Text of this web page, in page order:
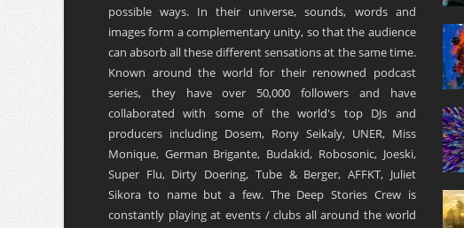
possible ways. In their universe, sounds, words and
images form a complementary unity, so that the audience
can absorb all these different sensations at the same time.
Known around the world for their renowned podcast
series, they have over 50,000 followers and have
collaborated with some of the world's top DJs and
producers including Dosem, Rony Seikaly, UNER, Miss
Monique, German Brigante, Budakid, Robosonic, Joeski,
Super Flu, Dirty Doering, Tube & Berger, AFFKT, Juliet
Sikora to name but a few. The Deep Stories Crew is
constantly playing at events / clubs all around the world